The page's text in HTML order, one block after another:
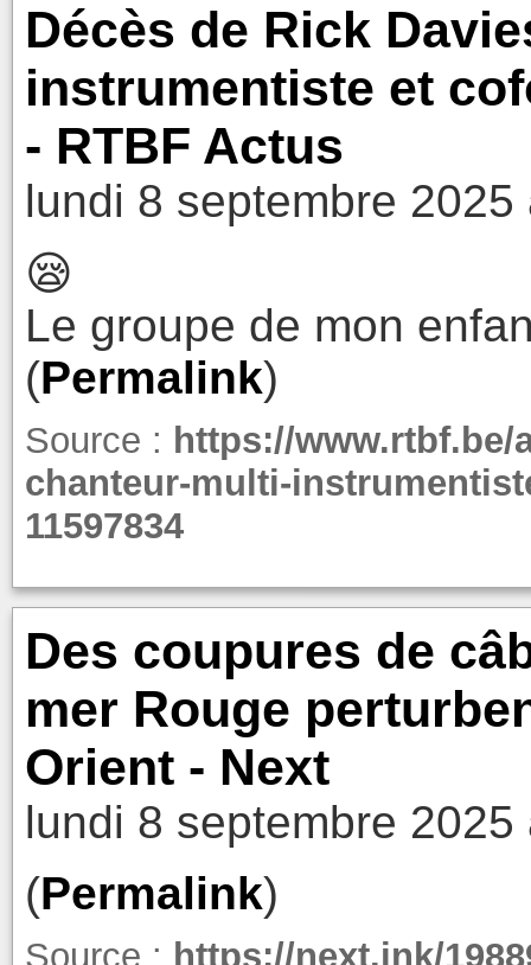
Décès de Rick
instrumentiste et
- RTBF Actus
lundi 8 septembre 2025
😪
Le groupe de mon
(Permalink)
Source : https://www.rtbf.be/
chanteur-multi-
11597834
Des coupures de
mer Rouge
Orient - Next
lundi 8 septembre 2025
(Permalink)
Source : https://next.ink/